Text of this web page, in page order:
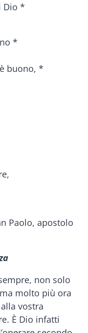
Dio *
*
buono, *
Paolo, apostolo
non solo
molto più ora
vostra
È Dio infatti